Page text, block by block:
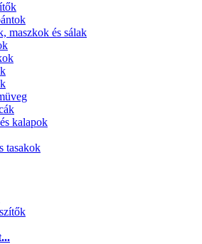
maszkok és sálak
kalapok
tasakok